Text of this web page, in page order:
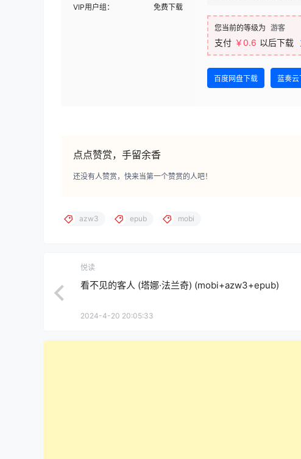
VIP用户组： 免费下载
您当前的等级为 游客
支付 ￥0.6 以后下载
百度网盘下载 蓝奏云
点点赞赏，手留余香
还没有人赞赏，快来当第一个赞赏的人吧！
azw3 epub mobi
悦读
看不见的客人 (塔娜·法兰奇) (mobi+azw3+epub)
2024-4-20 20:05:33